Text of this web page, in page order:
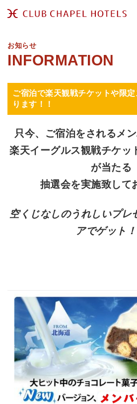
お知らせ
ご宿泊で楽天観戦チケットや限
ります！！
只今、ご宿泊をされるメ
楽天イーグルス観戦チケッ
が当たる
抽選会を実施致して
空くじなしのうれしいプレ
アでゲット！